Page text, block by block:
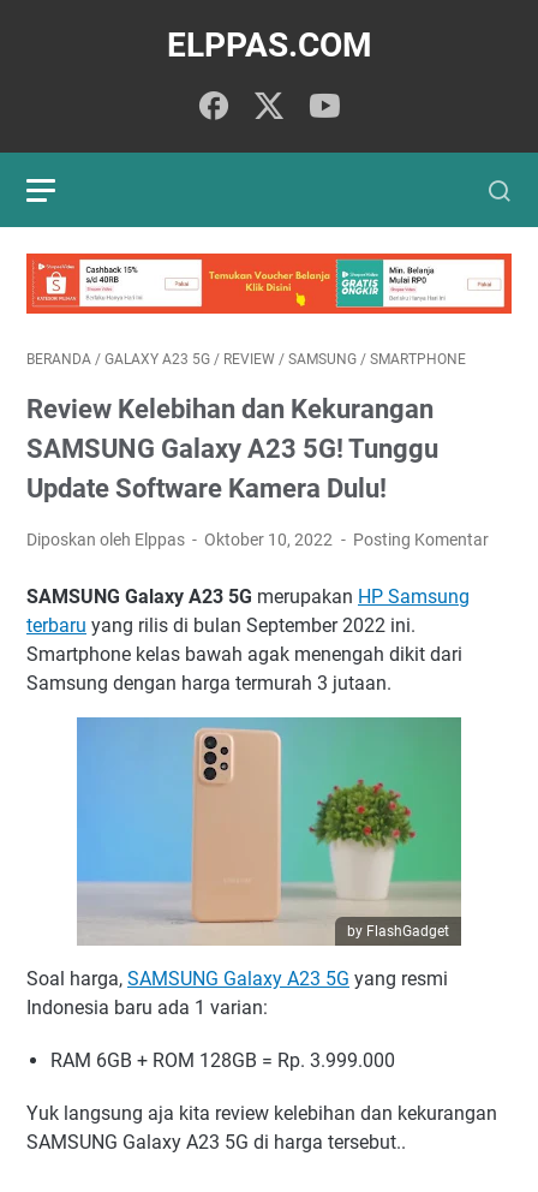
ELPPAS.COM
BERANDA / GALAXY A23 5G / REVIEW / SAMSUNG / SMARTPHONE
Review Kelebihan dan Kekurangan
SAMSUNG Galaxy A23 5G! Tunggu
Update Software Kamera Dulu!
Diposkan oleh Elppas Oktober 10, 2022 Posting Komentar
SAMSUNG Galaxy A23 5G merupakan HP Samsung
terbaru yang rilis di bulan September 2022 ini.
Smartphone kelas bawah agak menengah dikit dari
Samsung dengan harga termurah 3 jutaan.
by FlashGadget
Soal harga, SAMSUNG Galaxy A23 5G yang resmi
Indonesia baru ada 1 varian:
RAM 6GB + ROM 128GB = Rp. 3.999.000
Yuk langsung aja kita review kelebihan dan kekurangan
SAMSUNG Galaxy A23 5G di harga tersebut..